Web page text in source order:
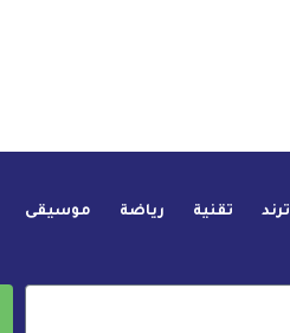
ترند تقنية رياضة موسيقى